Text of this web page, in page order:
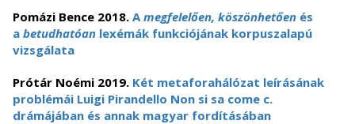
Pomázi Bence 2018. Amegfelelően, köszönhetően és
a betudhatóan lexémák funkciójának korpuszalapú
vizsgálata
Prótár Noémi 2019. Két metaforahálózat leírásának
problémái Luigi Pirandello Non si sa come c.
drámájában és annak magyar fordításában